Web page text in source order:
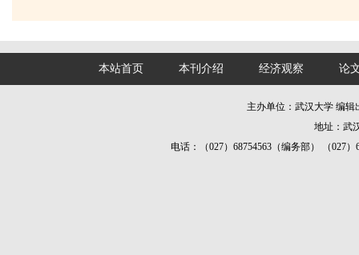
本站首页 本刊介绍 经济观察 论
主办单位：武汉大学 编
地址：武
电话：（027）68754563（编务部） （027